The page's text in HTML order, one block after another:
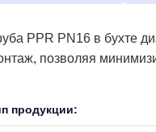
PPR PN16 в бухте
позволяя
продукции: